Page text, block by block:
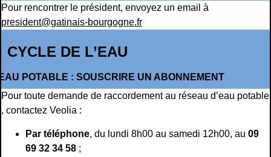
Pour rencontrer le président, envoyez un email à
president@gatinais-bourgogne.fr
CYCLE DE L’EAU
POTABLE : SOUSCRIRE UN ABONNEMENT
Pour toute demande de raccordement au réseau d’eau potable
, contactez Veolia :
Par téléphone, du lundi 8h00 au samedi 12h00, au 09
69 32 34 58 ;